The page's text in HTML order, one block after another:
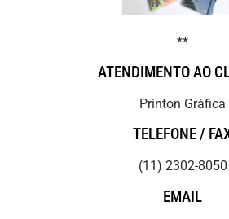
**
ATENDIMENTO AO
Printon Gráfica
TELEFONE /
(11) 2302-8050
EMAIL